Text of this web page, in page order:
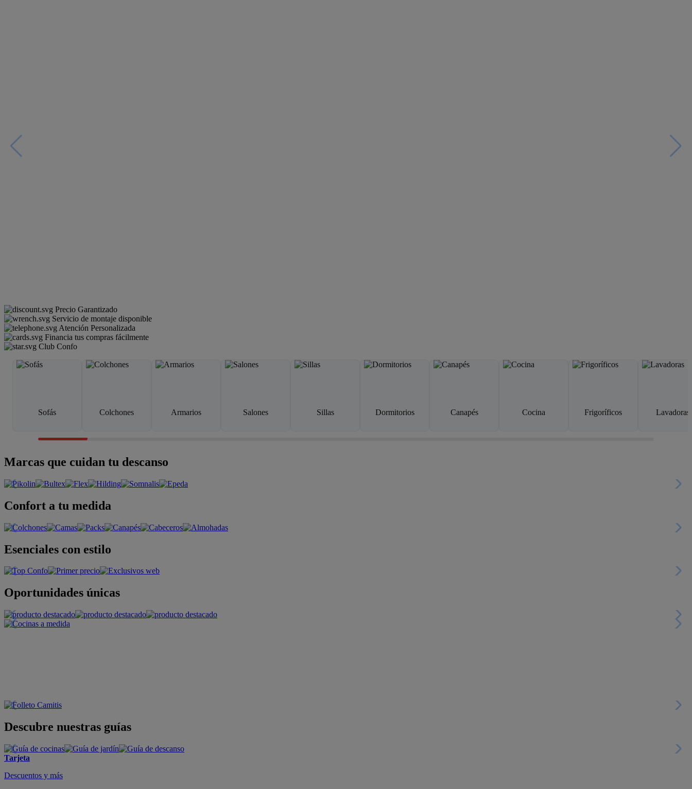
Precio Garantizado
Servicio de montaje disponible
Atención Personalizada
Financia tus compras fácilmente
Club Confo
Sofás Colchones Armarios Salones Sillas Dormitorios Canapés Cocina Frigoríficos Lavadoras
Marcas que cuidan tu descanso
Confort a tu medida
Esenciales con estilo
Oportunidades únicas
Descubre nuestras guías
Tarjeta
Descuentos y más